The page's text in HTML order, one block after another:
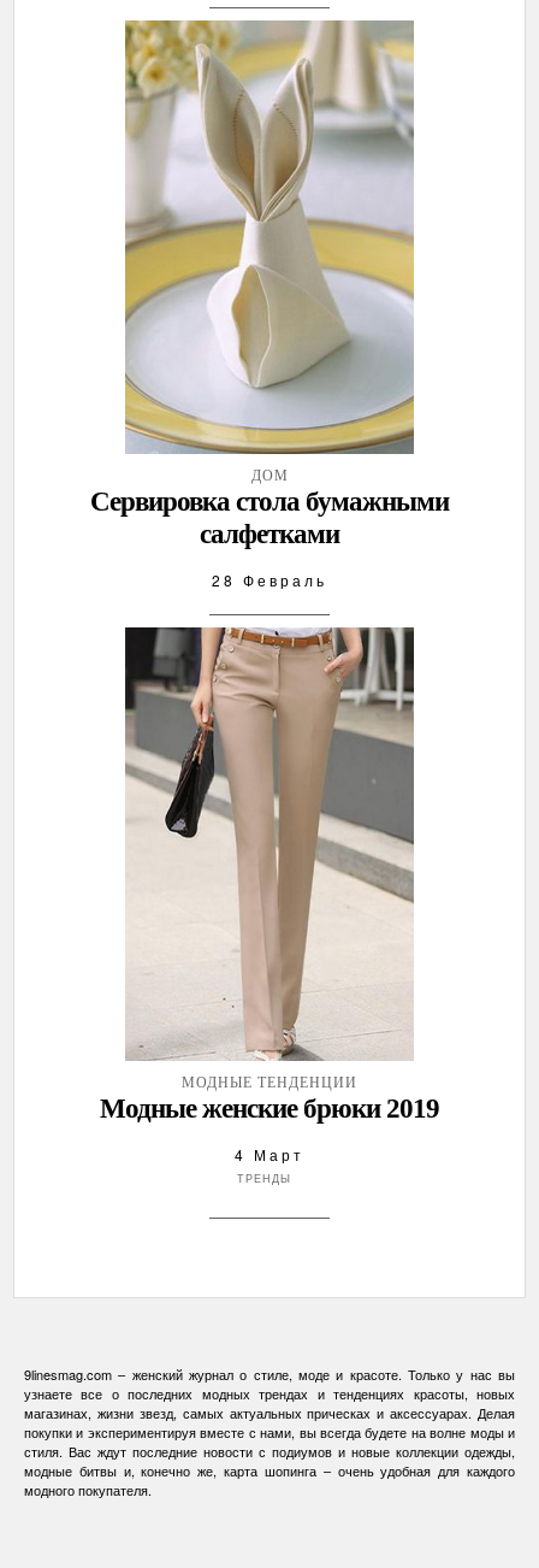
ДОМ
Сервировка стола бумажными
салфетками
28 Февраль
МОДНЫЕ ТЕНДЕНЦИИ
Модные женские брюки 2019
4 Март
ТРЕНДЫ
9linesmag.com – женский журнал о стиле, моде и красоте. Только у нас вы
узнаете все о последних модных трендах и тенденциях красоты, новых
магазинах, жизни звезд, самых актуальных прическах и аксессуарах. Делая
покупки и экспериментируя вместе с нами, вы всегда будете на волне моды и
стиля. Вас ждут последние новости с подиумов и новые коллекции одежды,
модные битвы и, конечно же, карта шопинга – очень удобная для каждого
модного покупателя.